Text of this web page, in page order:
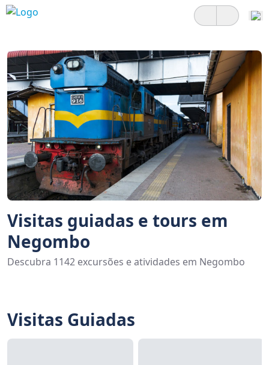
Visitas guiadas e tours em
Negombo
Descubra 1142 excursões e atividades em Negombo
Visitas Guiadas